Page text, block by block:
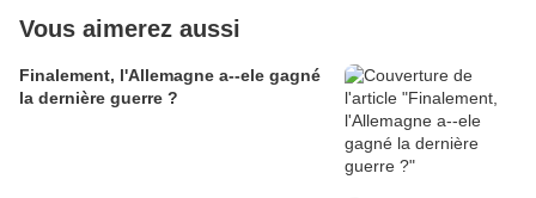
Vous aimerez aussi
Finalement, l'Allemagne a--ele gagné
la dernière guerre ?